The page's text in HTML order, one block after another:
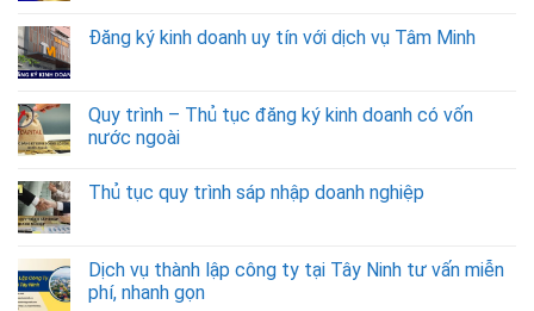
Đăng ký kinh doanh uy tín với dịch vụ Tâm Minh
Quy trình – Thủ tục đăng ký kinh doanh có vốn
nước ngoài
Thủ tục quy trình sáp nhập doanh nghiệp
Dịch vụ thành lập công ty tại Tây Ninh tư vấn miễn
phí, nhanh gọn